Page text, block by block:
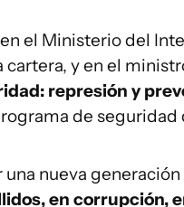
el Ministerio del
cartera, y en el
represión y
de seguridad
nueva
en corrupción,